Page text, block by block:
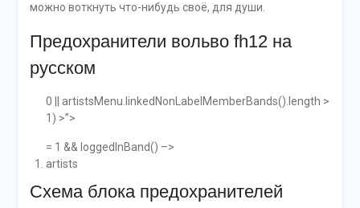
можно воткнуть что-нибудь своё, для души.
Предохранители вольво fh12 на
русском
0 || artistsMenu.linkedNonLabelMemberBands().length >
1) >”>
= 1 && loggedInBand() –>
artists
Схема блока предохранителей